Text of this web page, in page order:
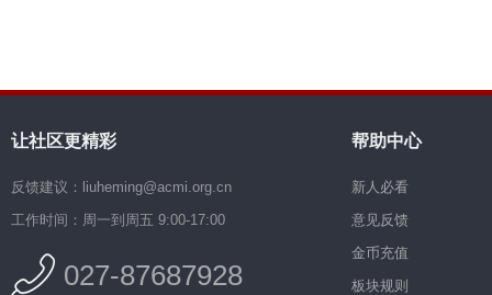
让社区更精彩
反馈建议：liuheming@acmi.org.cn
工作时间：周一到周五 9:00-17:00
027-87687928
帮助中心
新人必看
意见反馈
金币充值
板块规则